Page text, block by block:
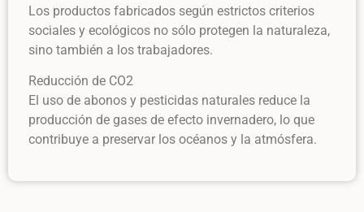
Los productos fabricados según estrictos criterios
sociales y ecológicos no sólo protegen la naturaleza,
sino también a los trabajadores.
Reducción de CO2
El uso de abonos y pesticidas naturales reduce la
producción de gases de efecto invernadero, lo que
contribuye a preservar los océanos y la atmósfera.